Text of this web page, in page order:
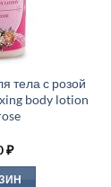
тела с розой
body lotion
₽